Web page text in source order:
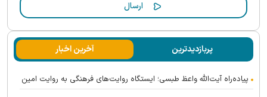
پربازدیدترین آخرین اخبار
پیاده‌راه آیت‌الله واعظ طبسی؛ ایستگاه روایت‌های فرهنگی به روایت امین